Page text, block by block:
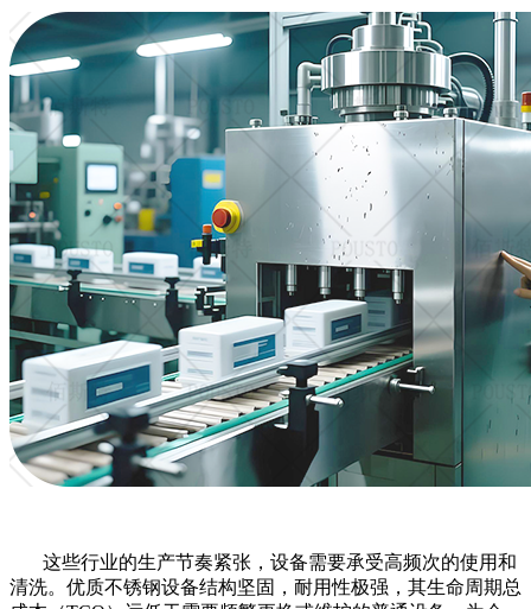
这些行业的生产节奏紧张，设备需要承受高频次的使用和
清洗。优质不锈钢设备结构坚固，耐用性极强，其生命周期总